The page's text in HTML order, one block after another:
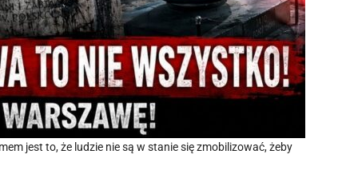
jest to, że ludzie nie są w stanie się zmobilizować, żeby